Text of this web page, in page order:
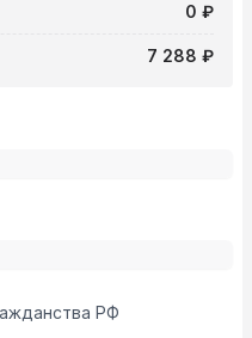
0 ₽
7 288 ₽
РФ